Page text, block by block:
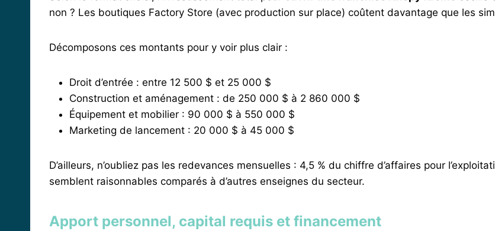
non ? Les boutiques Factory Store (avec production sur place) coûtent davantage que les
Décomposons ces montants pour y voir plus clair :
Droit d’entrée : entre 12 500 $ et 25 000 $
Construction et aménagement : de 250 000 $ à 2 860 000 $
Équipement et mobilier : 90 000 $ à 550 000 $
Marketing de lancement : 20 000 $ à 45 000 $
D’ailleurs, n’oubliez pas les redevances mensuelles : 4,5 % du chiffre d’affaires pour
semblent raisonnables comparés à d’autres enseignes du secteur.
Apport personnel, capital requis et financement